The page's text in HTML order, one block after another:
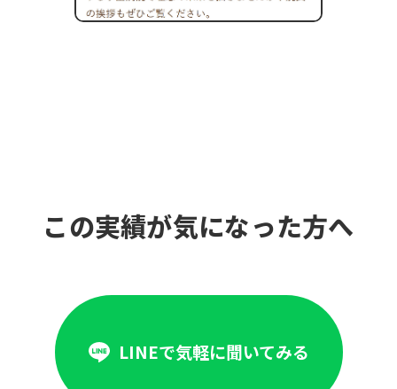
この実績が気になった方へ
LINEで気軽に聞いてみる